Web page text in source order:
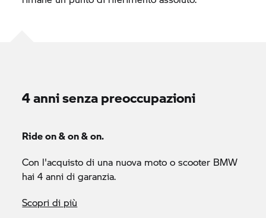
4 anni senza preoccupazioni
Ride on & on & on.
Con l'acquisto di una nuova moto o scooter BMW
hai 4 anni di garanzia.
Scopri di più